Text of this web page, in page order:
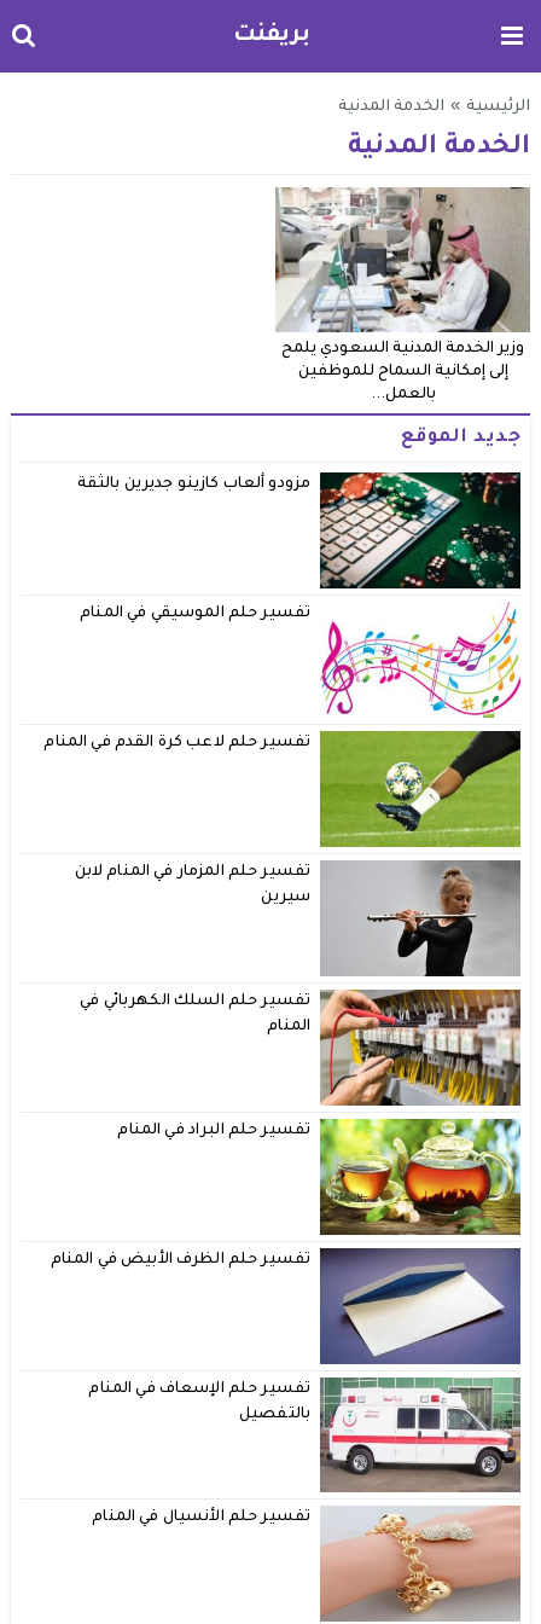
بريفنت
الرئيسية » الخدمة المدنية
الخدمة المدنية
وزير الخدمة المدنية السعودي يلمح
إلى إمكانية السماح للموظفين
بالعمل...
جديد الموقع
مزودو ألعاب كازينو جديرين بالثقة
تفسير حلم الموسيقي في المنام
تفسير حلم لاعب كرة القدم في المنام
تفسير حلم المزمار في المنام لابن
سيرين
تفسير حلم السلك الكهربائي في
المنام
تفسير حلم البراد في المنام
تفسير حلم الظرف الأبيض في المنام
تفسير حلم الإسعاف في المنام
بالتفصيل
تفسير حلم الأنسيال في المنام